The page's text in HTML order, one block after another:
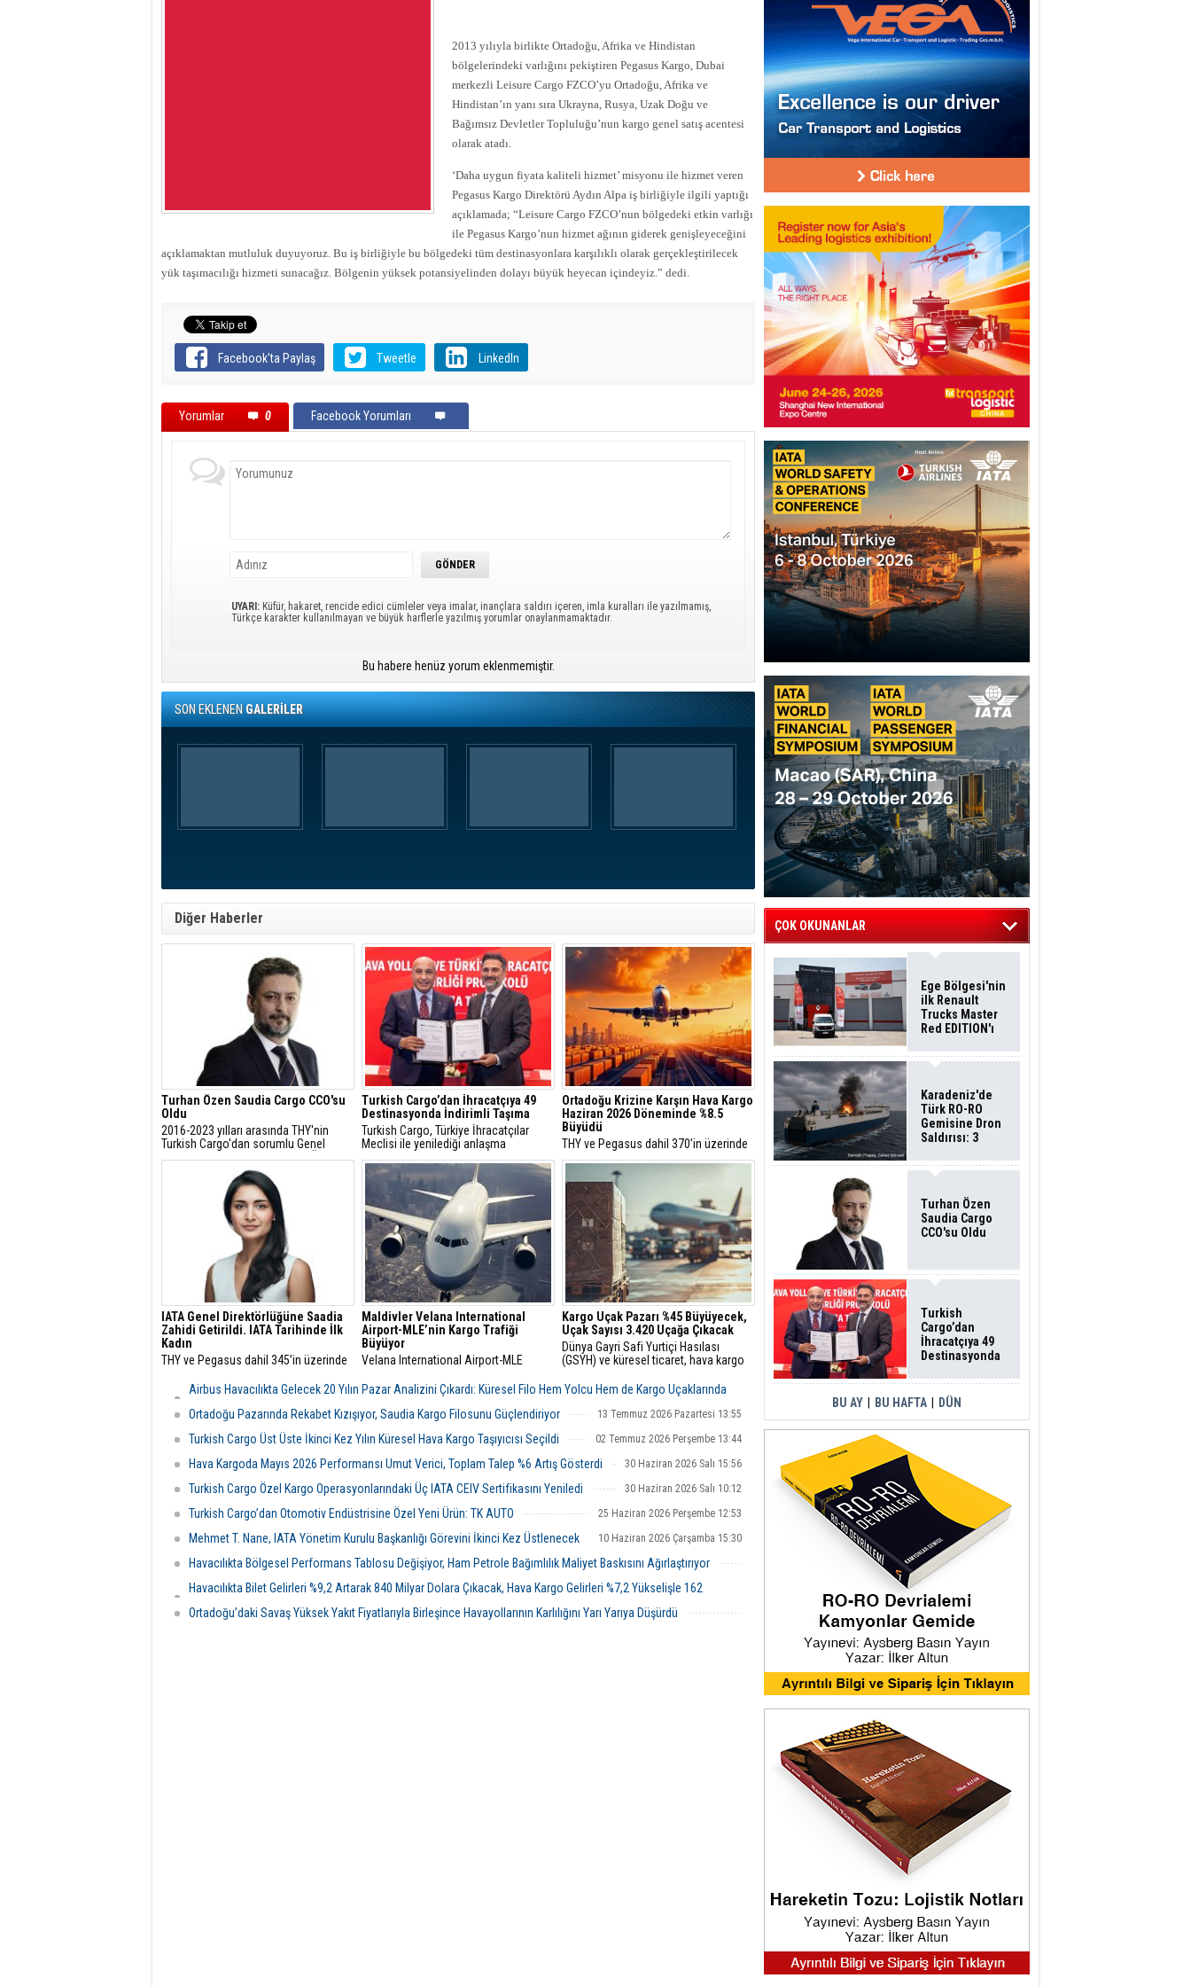
2013 yılıyla birlikte Ortadoğu, Afrika ve Hindistan
bölgelerindeki varlığını pekiştiren Pegasus Kargo, Dubai
merkezli Leisure Cargo FZCO’yu Ortadoğu, Afrika ve
Hindistan’ın yanı sıra Ukrayna, Rusya, Uzak Doğu ve
Bağımsız Devletler Topluluğu’nun kargo genel satış acentesi
olarak atadı.
‘Daha uygun fiyata kaliteli hizmet’ misyonu ile hizmet veren
Pegasus Kargo Direktörü Aydın Alpa iş birliğiyle ilgili yaptığı
açıklamada; “Leisure Cargo FZCO’nun bölgedeki etkin varlığı
ile Pegasus Kargo’nun hizmet ağının giderek genişleyeceğini
açıklamaktan mutluluk duyuyoruz. Bu iş birliğiyle bu bölgedeki tüm destinasyonlara karşılıklı olarak gerçekleştirilecek
yük taşımacılığı hizmeti sunacağız. Bölgenin yüksek potansiyelinden dolayı büyük heyecan içindeyiz.” dedi.
Facebook'ta Paylaş Tweetle LinkedIn
Yorumlar 0 Facebook Yorumları
UYARI: Küfür, hakaret, rencide edici cümleler veya imalar, inançlara saldırı içeren, imla kuralları ile yazılmamış,
Türkçe karakter kullanılmayan ve büyük harflerle yazılmış yorumlar onaylanmamaktadır.
Bu habere henüz yorum eklenmemiştir.
SON EKLENENGALERİLER
Diğer Haberler
Turhan Özen Saudia Cargo CCO'su
Oldu
2016-2023 yılları arasında THY'nin
Turkish Cargo'dan sorumlu Genel
Müdür Yardımcısı olan Turhan Özen,
Saudia Cargo CCO' su olarak atandı.
Turkish Cargo’dan İhracatçıya 49
Destinasyonda İndirimli Taşıma
Turkish Cargo, Türkiye İhracatçılar
Meclisi ile yenilediği anlaşma
kapsamında ihracatçıların ürünlerini 30
ülkedeki 49 destinasyona ortalama
yüzde 34 indirimle taşıyacak.
Ortadoğu Krizine Karşın Hava Kargo
Haziran 2026 Döneminde %8.5
Büyüdü
THY ve Pegasus dahil 370’in üzerinde
havayolu şirketini çatısı altında
toplayan ve sivil havacılık trafiğinin %
85’ini temsil eden Uluslararası Hava
Taşımacılığı Birliği (IATA), Haziran 2026
küresel hava kargo pazarına ait verileri
açıkladı.
IATA Genel Direktörlüğüne Saadia
Zahidi Getirildi. IATA Tarihinde İlk
Kadın
THY ve Pegasus dahil 345’in üzerinde
toplayan Uluslararası Hava
Taşımacılığı Birliği (IATA) Genel
Direktörlüğü görevine Saadia Zahidi
Maldivler Velana International
Airport-MLE’nin Kargo Trafiği
Büyüyor
Velana International Airport-MLE
havalimanı olarak hizmet verirken,
ülkenin yolcu ile hava kargo trafiğinin
büyük bölümünü yönetiyor.
Kargo Uçak Pazarı %45 Büyüyecek,
Uçak Sayısı 3.420 Uçağa Çıkacak
Dünya Gayri Safi Yurtiçi Hasılası
(GSYH) ve küresel ticaret, hava kargo
güçler olmaya devam ediyor.
Airbus Havacılıkta Gelecek 20 Yılın Pazar Analizini Çıkardı: Küresel Filo Hem Yolcu Hem de Kargo Uçaklarında
Tümüyle Yeni Nesilden Oluşacak
Ortadoğu Pazarında Rekabet Kızışıyor, Saudia Kargo Filosunu Güçlendiriyor 13 Temmuz 2026 Pazartesi 13:55
Turkish Cargo Üst Üste İkinci Kez Yılın Küresel Hava Kargo Taşıyıcısı Seçildi 02 Temmuz 2026 Perşembe 13:44
Hava Kargoda Mayıs 2026 Performansı Umut Verici, Toplam Talep %6 Artış Gösterdi 30 Haziran 2026 Salı 15:56
Turkish Cargo Özel Kargo Operasyonlarındaki Üç IATA CEIV Sertifikasını Yeniledi 30 Haziran 2026 Salı 10:12
Turkish Cargo’dan Otomotiv Endüstrisine Özel Yeni Ürün: TK AUTO 25 Haziran 2026 Perşembe 12:53
Mehmet T. Nane, IATA Yönetim Kurulu Başkanlığı Görevini İkinci Kez Üstlenecek 10 Haziran 2026 Çarşamba 15:30
Havacılıkta Bölgesel Performans Tablosu Değişiyor, Ham Petrole Bağımlılık Maliyet Baskısını Ağırlaştırıyor
08 Haziran 2026 Pazartesi 00:51
Havacılıkta Bilet Gelirleri %9,2 Artarak 840 Milyar Dolara Çıkacak, Hava Kargo Gelirleri %7,2 Yükselişle 162
Milyar Dolar Olacak
Ortadoğu’daki Savaş Yüksek Yakıt Fiyatlarıyla Birleşince Havayollarının Karlılığını Yarı Yarıya Düşürdü
ÇOK OKUNANLAR
Ege Bölgesi'nin
ilk Renault
Trucks Master
Red EDITION'ı
Filosuna Katıldı
Karadeniz'de
Türk RO-RO
Gemisine Dron
Saldırısı: 3
Durumu Ağır
Turhan Özen
Saudia Cargo
CCO'su Oldu
Turkish
Cargo’dan
İhracatçıya 49
Destinasyonda
BU AY BU HAFTA DÜN